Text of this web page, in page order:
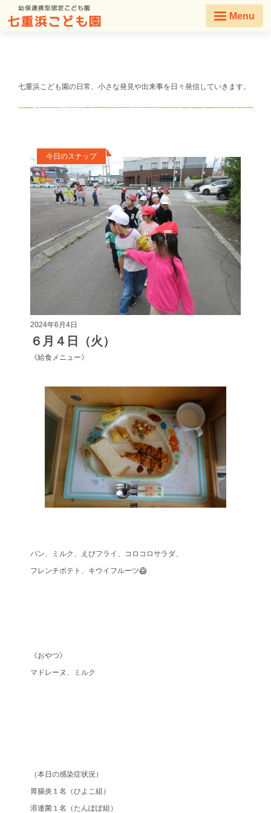
Menu
七重浜こども園の日常、小さな発見や出来事を日々発信していきます。
今日のスナップ
2024年6月4日
６月４日（火）
《給食メニュー》
パン、ミルク、えびフライ、コロコロサラダ、
フレンチポテト、キウイフルーツ🥝
《おやつ》
マドレーヌ、ミルク
（本日の感染症状況）
胃腸炎１名（ひよこ組）
溶連菌１名（たんぽぽ組）